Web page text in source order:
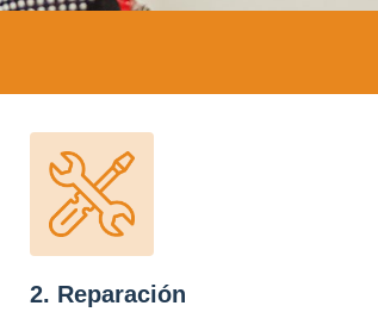
2. Reparación